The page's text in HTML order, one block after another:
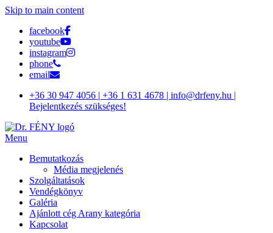
Skip to main content
facebook
youtube
instagram
phone
email
+36 30 947 4056 | +36 1 631 4678 | info@drfeny.hu |
Bejelentkezés szükséges!
Menu
Bemutatkozás
Média megjelenés
Szolgáltatások
Vendégkönyv
Galéria
Ajánlott cég Arany kategória
Kapcsolat